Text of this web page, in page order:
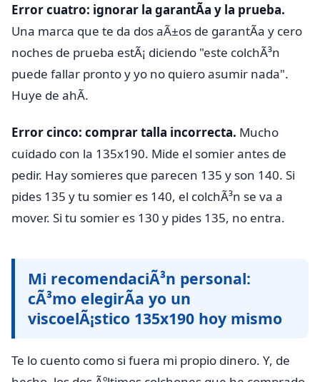
Error cuatro: ignorar la garantÃ­a y la prueba.
Una marca que te da dos aÃ±os de garantÃ­a y cero
noches de prueba estÃ¡ diciendo "este colchÃ³n
puede fallar pronto y yo no quiero asumir nada".
Huye de ahÃ­.
Error cinco: comprar talla incorrecta. Mucho
cuidado con la 135x190. Mide el somier antes de
pedir. Hay somieres que parecen 135 y son 140. Si
pides 135 y tu somier es 140, el colchÃ³n se va a
mover. Si tu somier es 130 y pides 135, no entra.
Mi recomendaciÃ³n personal:
cÃ³mo elegirÃ­a yo un
viscoelÃ¡stico 135x190 hoy mismo
Te lo cuento como si fuera mi propio dinero. Y, de